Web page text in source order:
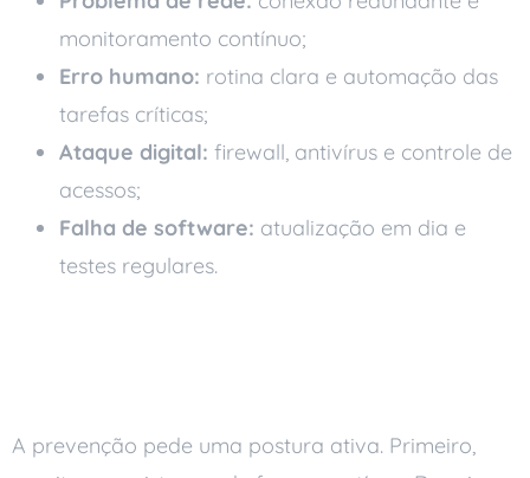
monitoramento contínuo;
Erro humano: rotina clara e automação das
tarefas críticas;
Ataque digital: firewall, antivírus e controle de
acessos;
Falha de software: atualização em dia e
testes regulares.
A prevenção pede uma postura ativa. Primeiro,